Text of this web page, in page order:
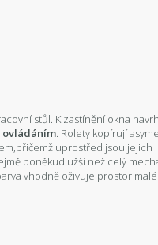
stůl. K zastínění okna
ovládáním. Rolety kopírují
uprostřed jsou jejich
poněkud užší než celý
vhodně oživuje prostor malé